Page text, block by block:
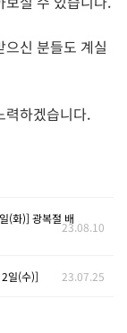
신 분들도 계실
력하겠습니다.
(화)] 광복절 배
23.08.10
일(수)] 23.07.25